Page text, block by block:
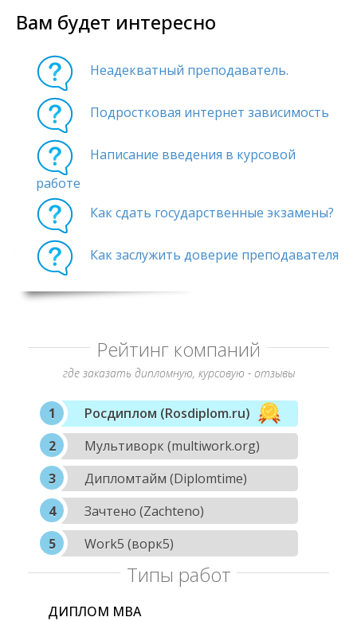
Вам будет интересно
Неадекватный преподаватель.
Подростковая интернет зависимость
Написание введения в курсовой
работе
Как сдать государственные экзамены?
Как заслужить доверие преподавателя
Рейтинг компаний
где заказать дипломную, курсовую - отзывы
Росдиплом (Rosdiplom.ru)
Мультиворк (multiwork.org)
Дипломтайм (Diplomtime)
Зачтено (Zachteno)
Work5 (ворк5)
Типы работ
ДИПЛОМ МВА